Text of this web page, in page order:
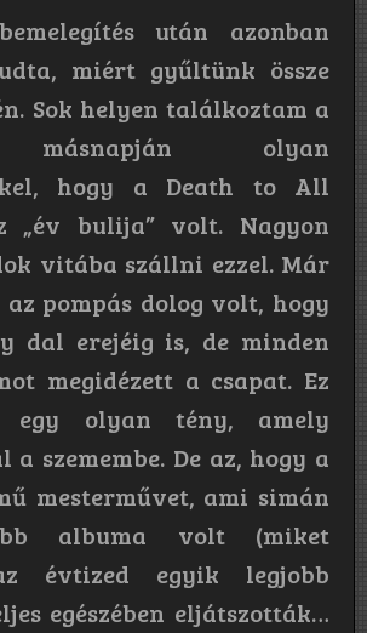
után azonban
miért gyűltünk össze
Sok helyen találkoztam a
másnapján olyan
hogy a Death to All
„év bulija” volt. Nagyon
vitába szállni ezzel. Már
pompás dolog volt, hogy
dal erejéig is, de minden
megidézett a csapat. Ez
egy olyan tény, amely
a szemembe. De az, hogy a
mesterművet, ami simán
albuma volt (miket
évtized egyik legjobb
egészében eljátszották…